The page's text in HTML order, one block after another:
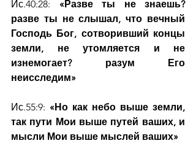
Ис.40:28: «Разве ты не знаешь?
разве ты не слышал, что вечный
Господь Бог, сотворивший концы
земли, не утомляется и не
изнемогает? разум Его
неисследим»
Ис.55:9: «Но как небо выше земли,
так пути Мои выше путей ваших, и
мысли Мои выше мыслей ваших»